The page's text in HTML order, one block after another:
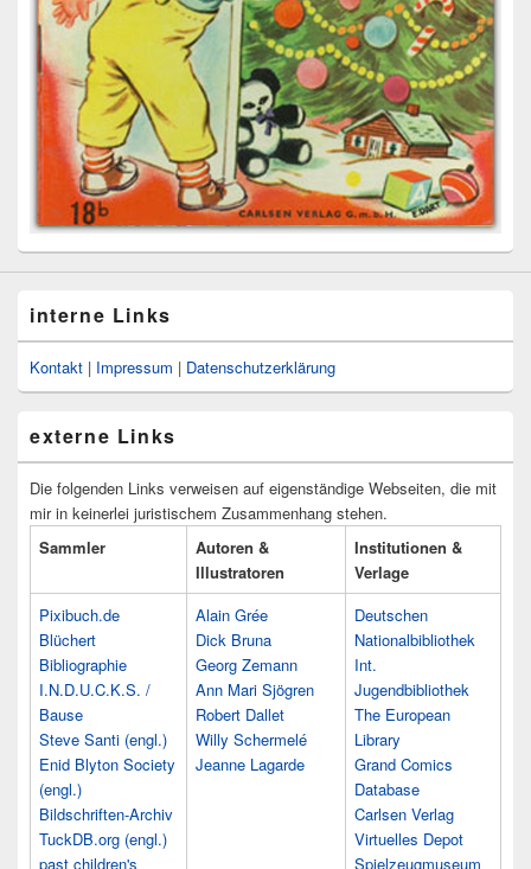
interne Links
Kontakt | Impressum | Datenschutzerklärung
externe Links
Die folgenden Links verweisen auf eigenständige Webseiten, die mit
mir in keinerlei juristischem Zusammenhang stehen.
Sammler
Autoren &
Illustratoren
Institutionen &
Verlage
Pixibuch.de
Blüchert
Bibliographie
I.N.D.U.C.K.S. /
Bause
Steve Santi (engl.)
Enid Blyton Society
(engl.)
Bildschriften-Archiv
TuckDB.org (engl.)
past children's
Alain Grée
Dick Bruna
Georg Zemann
Ann Mari Sjögren
Robert Dallet
Willy Schermelé
Jeanne Lagarde
Deutschen
Nationalbibliothek
Int.
Jugendbibliothek
The European
Library
Grand Comics
Database
Carlsen Verlag
Virtuelles Depot
Spielzeugmuseum